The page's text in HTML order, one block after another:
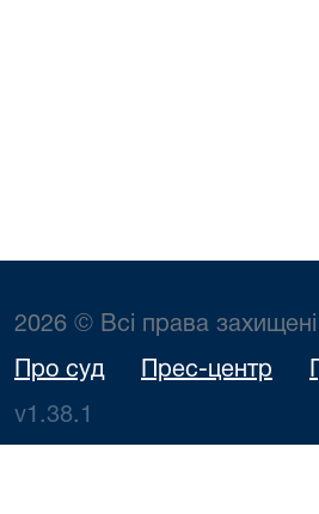
2026 © Всі права захищені
Про суд Прес-центр
v1.38.1